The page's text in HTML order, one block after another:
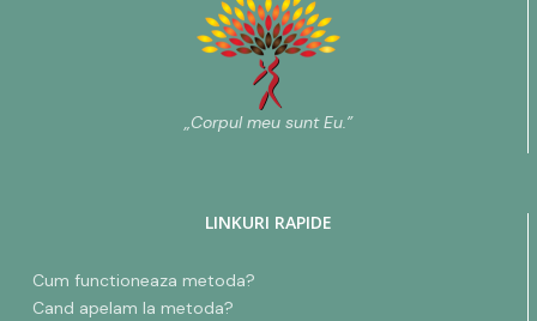
„Corpul meu sunt Eu.”
LINKURI RAPIDE
Cum functioneaza metoda?
Cand apelam la metoda?